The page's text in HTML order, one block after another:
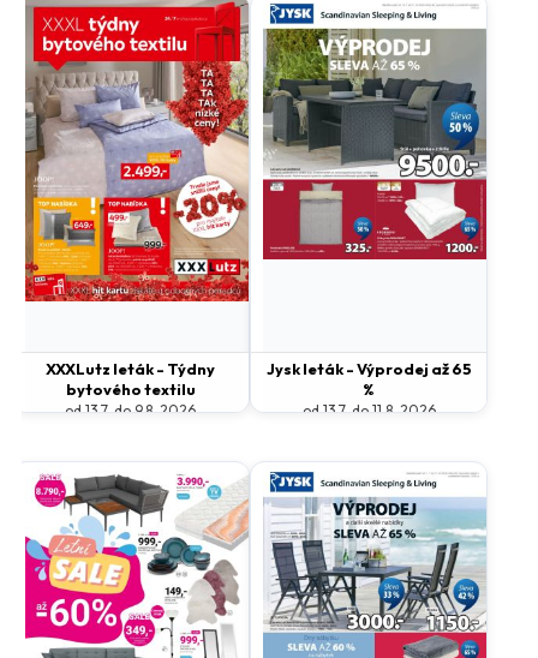
XXXLutz leták - Týdny
bytového textilu
od 13.7. do 9.8. 2026
Jysk leták - Výprodej až 65
%
od 13.7. do 11.8. 2026